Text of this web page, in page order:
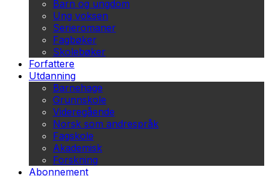
Barn og ungdom
Ung voksen
Serieromaner
Fagbøker
Skolebøker
Forfattere
Utdanning
Barnehage
Grunnskole
Videregående
Norsk som andrespråk
Fagskole
Akademisk
Forskning
Abonnement